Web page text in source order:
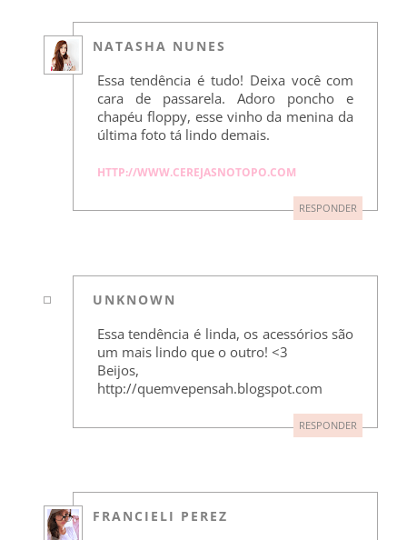
NATASHA NUNES
Essa tendência é tudo! Deixa você com
cara de passarela. Adoro poncho e
chapéu floppy, esse vinho da menina da
última foto tá lindo demais.
HTTP://WWW.CEREJASNOTOPO.COM
RESPONDER
UNKNOWN
Essa tendência é linda, os acessórios são
um mais lindo que o outro! <3
Beijos,
http://quemvepensah.blogspot.com
RESPONDER
FRANCIELI PEREZ